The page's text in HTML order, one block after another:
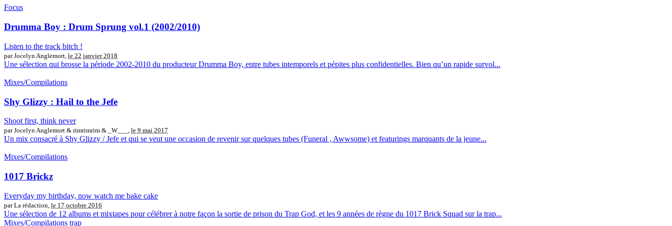
Focus
Drumma Boy : Drum Sprung vol.1 (2002/2010)
Listen to the track bitch !
par Jocelyn Anglemort, le 22 janvier 2018
Une sélection qui brosse la période 2002-2010 du producteur Drumma Boy, entre tubes intemporels et pépites plus confidentielles. Bien qu’un rapide survol...
Mixes/Compilations
Shy Glizzy : Hail to the Jefe
Shoot first, think never
par Jocelyn Anglemort & rimrimrim & _W___, le 9 mai 2017
Un mix consacré à Shy Glizzy / Jefe et qui se veut une occasion de revenir sur quelques tubes (Funeral , Awwsome) et featurings marquants de la jeune...
Mixes/Compilations
1017 Brickz
Everyday my birthday, now watch me bake cake
par La rédaction, le 17 octobre 2016
Une sélection de 12 albums et mixtapes pour célébrer à notre façon la sortie de prison du Trap God, et les 9 années de règne du 1017 Brick Squad sur la trap...
Mixes/Compilations trap